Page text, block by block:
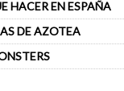
HACER EN ESPAÑA
DE AZOTEA